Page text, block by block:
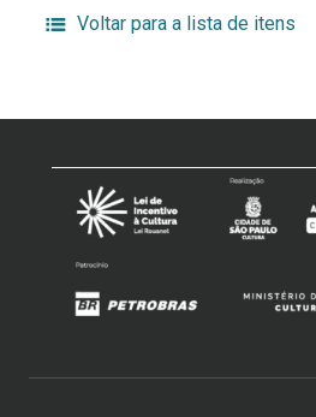
Voltar para a lista de itens